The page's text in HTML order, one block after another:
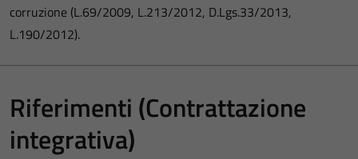
corruzione (L.69/2009, L.213/2012, D.Lgs.33/2013,
L.190/2012).
Riferimenti (Contrattazione
integrativa)